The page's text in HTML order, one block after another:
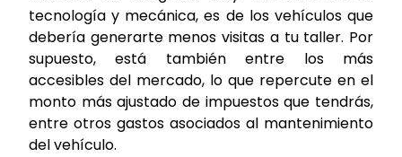
tecnología y mecánica, es de los vehículos que
debería generarte menos visitas a tu taller. Por
supuesto, está también entre los más
accesibles del mercado, lo que repercute en el
monto más ajustado de impuestos que tendrás,
entre otros gastos asociados al mantenimiento
del vehículo.